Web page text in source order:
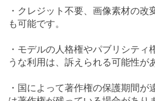
・クレジット不要、画像素材の改
も可能です。
・モデルの人格権やパブリシティ
うな利用は、訴えられる可能性が
・国によって著作権の保護期間が